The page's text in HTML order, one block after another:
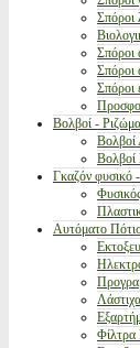
Σπόροι
Σπόροι
Σπόροι
Σπόροι
Βολβοί -
Βολβοί
Βολβοί
Γκαζόν φυσικό
Αυτόματο
Φίλτρα